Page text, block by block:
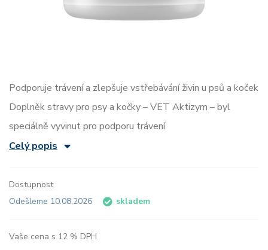
Podporuje trávení a zlepšuje vstřebávání živin u psů a koček
Doplněk stravy pro psy a kočky – VET Aktizym – byl
speciálně vyvinut pro podporu trávení
Celý popis
Dostupnost
Odešleme 10.08.2026
skladem
Vaše cena s 12 % DPH